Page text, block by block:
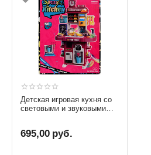
Детская игровая кухня со
световыми и звуковыми
695,00 руб.